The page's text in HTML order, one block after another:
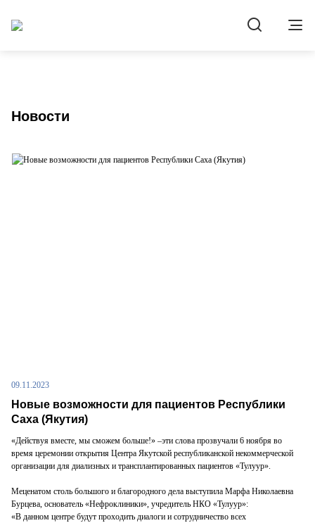
Новости
09.11.2023
Новые возможности для пациентов Республики
Саха (Якутия)
«Действуя вместе, мы сможем больше!» ‒эти слова прозвучали 6 ноября во
время церемонии открытия Центра Якутской республиканской некоммерческой
организации для диализных и трансплантированных пациентов «Тулуур».
Меценатом столь большого и благородного дела выступила Марфа Николаевна
Бурцева, основатель «Нефроклиники», учредитель НКО «Тулуур»:
«В данном центре будут проходить диалоги и сотрудничество всех